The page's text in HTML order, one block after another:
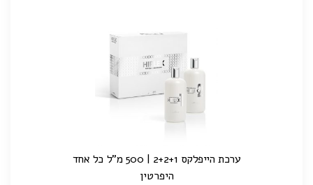
ערכת הייפלקס 2+2+1 | 500 מ"ל כל אחד
היפרטין